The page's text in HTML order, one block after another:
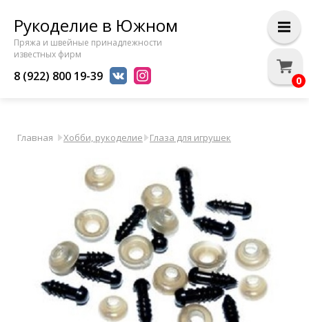
Рукоделие в Южном
Пряжа и швейные принадлежности
известных фирм
8 (922) 800 19-39
Главная Хобби, рукоделие Глаза для игрушек
0